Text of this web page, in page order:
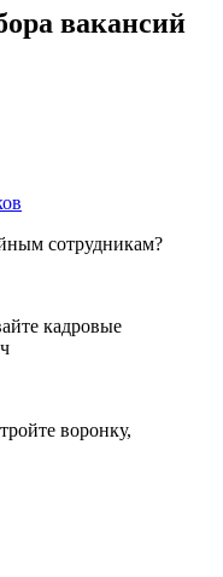
вакансий
сотрудникам?
кадровые
воронку,